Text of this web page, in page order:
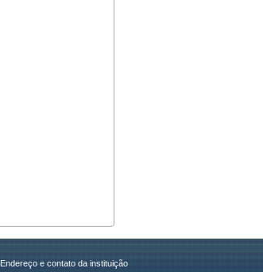
Endereço e contato da instituição